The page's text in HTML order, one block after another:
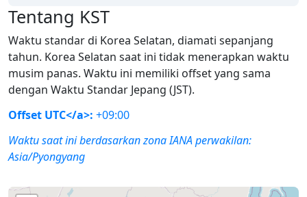
Tentang KST
Waktu standar di Korea Selatan, diamati sepanjang
tahun. Korea Selatan saat ini tidak menerapkan waktu
musim panas. Waktu ini memiliki offset yang sama
dengan Waktu Standar Jepang (JST).
Offset UTC</a>: +09:00
Waktu saat ini berdasarkan zona IANA perwakilan:
Asia/Pyongyang